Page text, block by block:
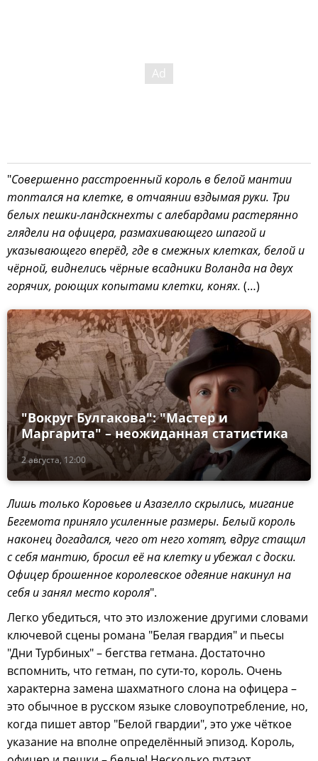
"Совершенно расстроенный король в белой мантии
топтался на клетке, в отчаянии вздымая руки. Три
белых пешки-ландскнехты с алебардами растерянно
глядели на офицера, размахивающего шпагой и
указывающего вперёд, где в смежных клетках, белой и
чёрной, виднелись чёрные всадники Воланда на двух
горячих, роющих копытами клетки, конях. (…)
2 августа, 12:00
"Вокруг Булгакова": "Мастер и
Маргарита" – неожиданная статистика
Лишь только Коровьев и Азазелло скрылись, мигание
Бегемота приняло усиленные размеры. Белый король
наконец догадался, чего от него хотят, вдруг стащил
с себя мантию, бросил её на клетку и убежал с доски.
Офицер брошенное королевское одеяние накинул на
себя и занял место короля".
Легко убедиться, что это изложение другими словами
ключевой сцены романа "Белая гвардия" и пьесы
"Дни Турбиных" – бегства гетмана. Достаточно
вспомнить, что гетман, по сути-то, король. Очень
характерна замена шахматного слона на офицера –
это обычное в русском языке словоупотребление, но,
когда пишет автор "Белой гвардии", это уже чёткое
указание на вполне определённый эпизод. Король,